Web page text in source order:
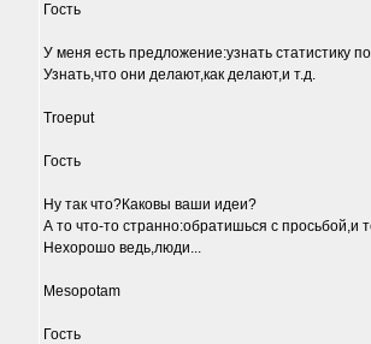
Гость
У меня есть предложение:узнать статистику
Узнать,что они делают,как делают,и т.д.
Troeput
Гость
Ну так что?Каковы ваши идеи?
А то что-то странно:обратишься с просьбой,и
Нехорошо ведь,люди...
Mesopotam
Гость